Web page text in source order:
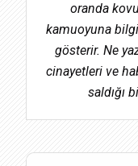
oranda
kamuoyuna
gösterir. Ne
cinayetleri ve
saldığı